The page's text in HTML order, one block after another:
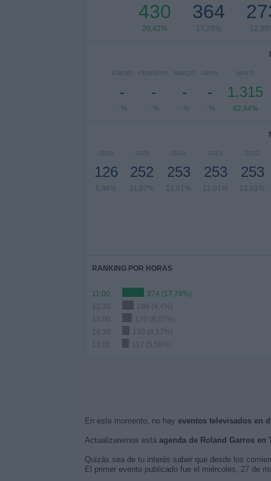
430
20,42%
364
17,28%
ENERO
-
- %
FEBRERO
-
- %
MARZO
-
- %
ABRIL
-
- %
MAYO
1.315
62,44%
2026
126
5,98%
2025
252
11,97%
2024
253
12,01%
2023
253
12,01%
2022
253
12,01%
RANKING POR HORAS
11:00
374 (17,76%)
12:30
198 (9,4%)
15:00
170 (8,07%)
14:30
130 (6,17%)
13:00
117 (5,56%)
En este momento, no hay eventos televisados en
Actualizaremos está agenda de Roland Garros en
Quizás sea de tu interés saber que desde los
El primer evento publicado fue el miércoles, 27 de